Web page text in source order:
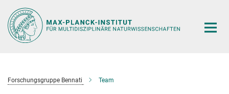
Hauptinhalt
Forschungsgruppe Bennati Team